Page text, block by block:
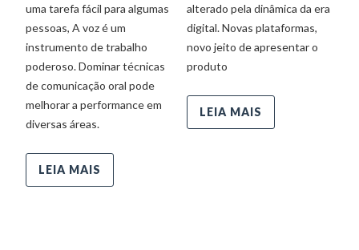
uma tarefa fácil para algumas
pessoas, A voz é um
instrumento de trabalho
poderoso. Dominar técnicas
de comunicação oral pode
melhorar a performance em
diversas áreas.
LEIA MAIS
alterado pela dinâmica da era
digital. Novas plataformas,
novo jeito de apresentar o
produto
LEIA MAIS